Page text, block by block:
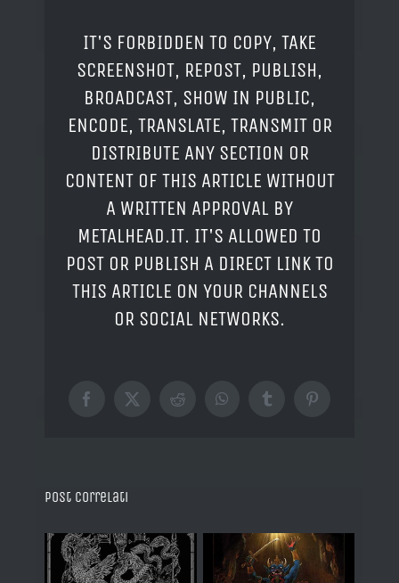
IT'S FORBIDDEN TO COPY, TAKE
SCREENSHOT, REPOST, PUBLISH,
BROADCAST, SHOW IN PUBLIC,
ENCODE, TRANSLATE, TRANSMIT OR
DISTRIBUTE ANY SECTION OR
CONTENT OF THIS ARTICLE WITHOUT
A WRITTEN APPROVAL BY
METALHEAD.IT. IT'S ALLOWED TO
POST OR PUBLISH A DIRECT LINK TO
THIS ARTICLE ON YOUR CHANNELS
OR SOCIAL NETWORKS.
Facebook
X RedditWhatsAppTumblrPinterest
Post correlati